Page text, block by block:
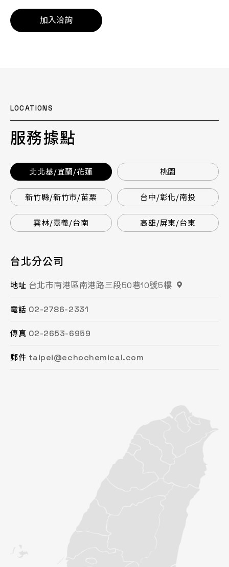
加入洽詢
LOCATIONS
服務據點
北北基/宜蘭/花蓮 桃園
新竹縣/新竹市/苗栗 台中/彰化/南投
雲林/嘉義/台南 高雄/屏東/台東
台北分公司
地址 台北市南港區南港路三段50巷10號5樓
電話 02-2786-2331
傳真 02-2653-6959
郵件 taipei@echochemical.com
桃園分公司
地址 桃園市平鎮區復興街62號2樓
電話 03-494-6939
傳真 03-493-0687
郵件 chungli@echochemical.com
總公司 / 竹苗分公司
地址 苗栗縣頭份市工業路16號
電話 037-621-088
傳真 037-615-096
郵件 miaoli@echochemical.com
台中分公司
地址 台中市南屯區文心路一段218號15F之2
電話 04-2472-8859
傳真 04-2472-8825
郵件 taichung@echochemical.com
台南分公司
地址 台南市永康區鹽洲一街63巷33號
電話 06-243-6589
傳真 06-253-8208
郵件 tainan@echochemical.com
高雄分公司
地址 高雄市鳳山區鳳頂路479號
電話 07-753-9988
傳真 07-753-1958
郵件 kaohsiung@echochemical.com